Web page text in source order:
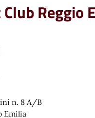
Reggio
n. 8 A/B
Emilia